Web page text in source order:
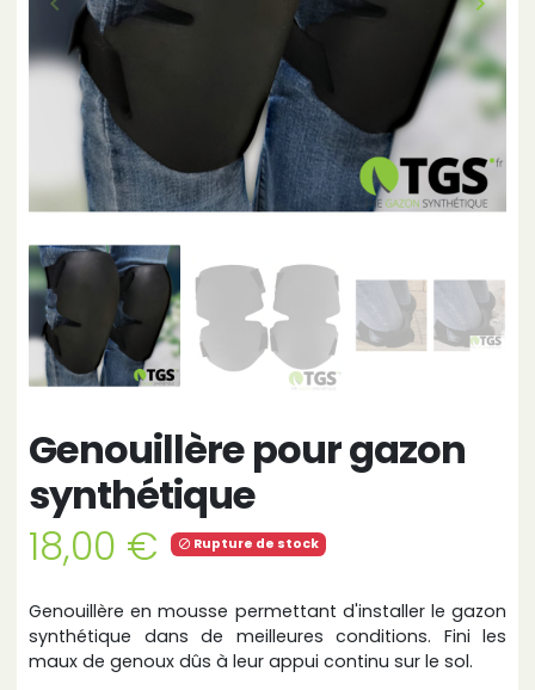
Précédent
Genouillère pour gazon
synthétique
18,00 €
 Rupture de stock
Genouillère en mousse permettant d'installer le gazon
synthétique dans de meilleures conditions. Fini les
maux de genoux dûs à leur appui continu sur le sol.